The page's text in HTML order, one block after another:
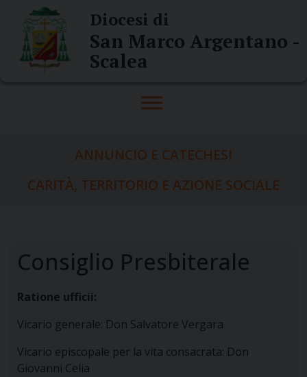
content
Diocesi di
San Marco Argentano -
Scalea
ANNUNCIO E CATECHESI
CARITÀ, TERRITORIO E AZIONE SOCIALE
Consiglio Presbiterale
Ratione ufficii:
Vicario generale: Don Salvatore Vergara
Vicario episcopale per la vita consacrata: Don
Giovanni Celia